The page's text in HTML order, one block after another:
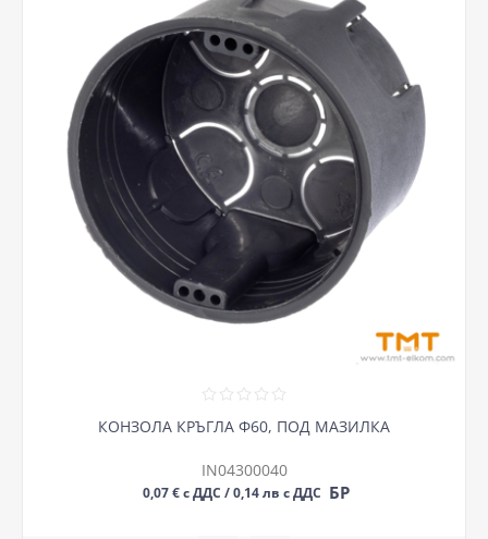
КОНЗОЛА КРЪГЛА Ф60, ПОД МАЗИЛКА
IN04300040
0,07 € с ДДС / 0,14 лв с ДДС БР